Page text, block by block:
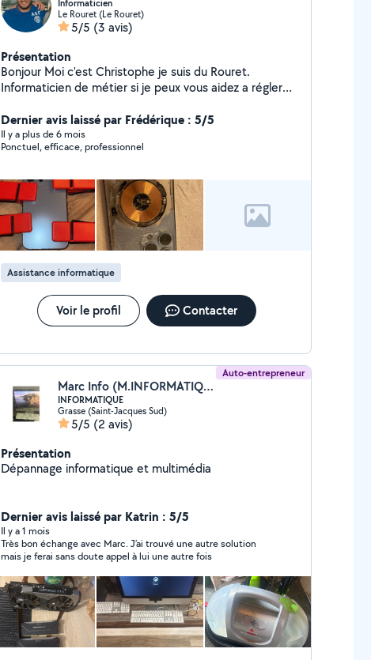
Informaticien
Le Rouret (Le Rouret)
5/5 (3 avis)
Présentation
Bonjour Moi c'est Christophe je suis du Rouret.
Informaticien de métier si je peux vous aidez a régler
contacter.
Dernier avis laissé par Frédérique : 5/5
Il y a plus de 6 mois
Ponctuel, efficace, professionnel
Assistance informatique
Voir le profil Contacter
Auto-entrepreneur
Marc Info (M.INFORMATIQUE)
INFORMATIQUE
Grasse (Saint-Jacques Sud)
5/5 (2 avis)
Présentation
Dépannage informatique et multimédia
Dernier avis laissé par Katrin : 5/5
Il y a 1 mois
Très bon échange avec Marc. J’ai trouvé une autre solution
mais je ferai sans doute appel à lui une autre fois